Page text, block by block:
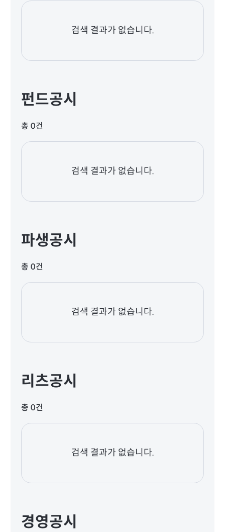
검색 결과가 없습니다.
펀드공시
총 0건
검색 결과가 없습니다.
파생공시
총 0건
검색 결과가 없습니다.
리츠공시
총 0건
검색 결과가 없습니다.
경영공시